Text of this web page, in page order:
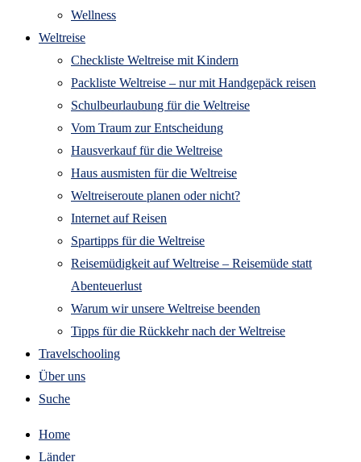
Wellness
Weltreise
Checkliste Weltreise mit Kindern
Packliste Weltreise – nur mit Handgepäck reisen
Schulbeurlaubung für die Weltreise
Vom Traum zur Entscheidung
Hausverkauf für die Weltreise
Haus ausmisten für die Weltreise
Weltreiseroute planen oder nicht?
Internet auf Reisen
Spartipps für die Weltreise
Reisemüdigkeit auf Weltreise – Reisemüde statt
Abenteuerlust
Warum wir unsere Weltreise beenden
Tipps für die Rückkehr nach der Weltreise
Travelschooling
Über uns
Suche
Home
Länder